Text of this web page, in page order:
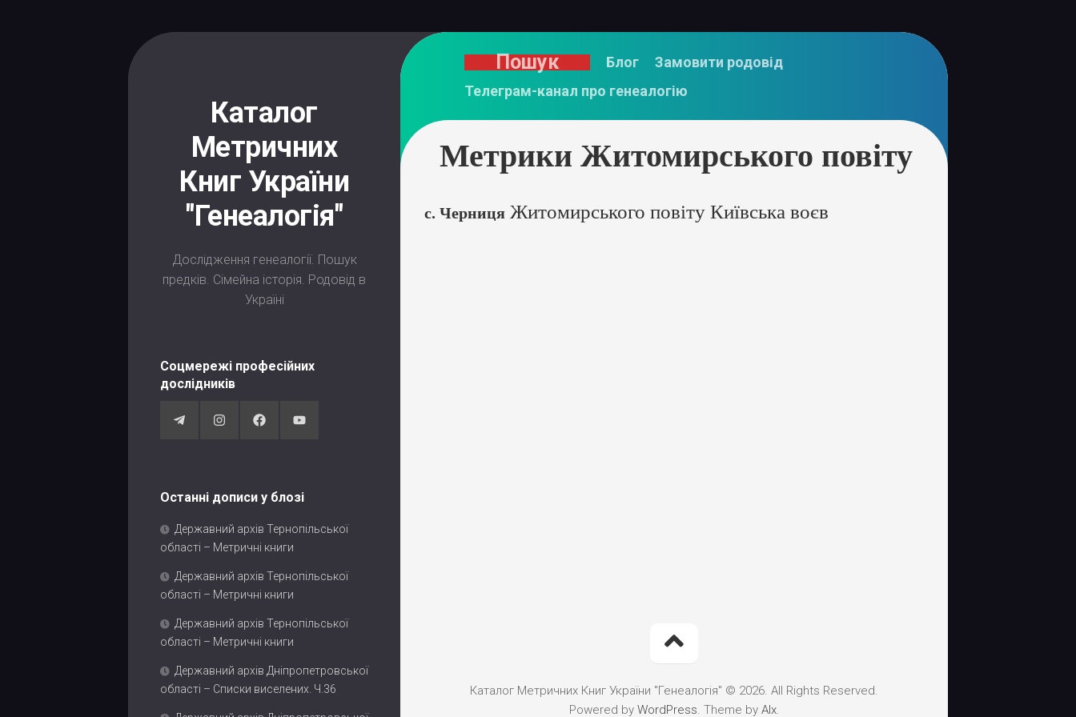
Каталог
Метричних
Книг України
"Генеалогія"
Дослідження генеалогії. Пошук
предків. Сімейна історія. Родовід в
Україні
Соцмережі професійних
дослідників
Останні дописи у блозі
Державний архів Тернопільської
області – Метричні книги
Державний архів Тернопільської
області – Метричні книги
Державний архів Тернопільської
області – Метричні книги
Державний архів Дніпропетровської
області – Списки виселених. Ч.36
Пошук Блог
Замовити родовід
Телеграм-канал про генеалогію
Метрики Житомирського повіту
с. Черниця Житомирського повіту Київська воєв
Каталог Метричних Книг України "Генеалогія" © 2026. All Rights Reserved.
Powered by WordPress. Theme by Alx.